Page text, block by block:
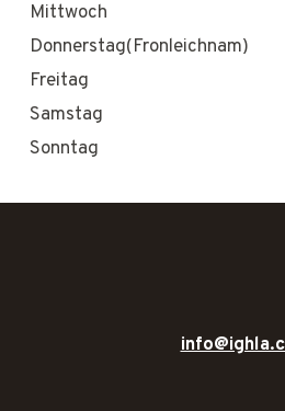
Mittwoch
Donnerstag(Fronleichnam)
Freitag
Samstag
Sonntag